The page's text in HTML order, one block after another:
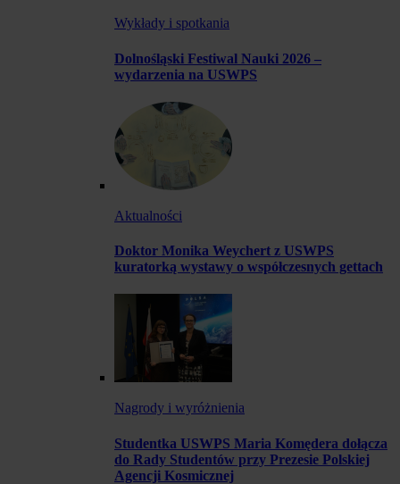
Wykłady i spotkania
Dolnośląski Festiwal Nauki 2026 –
wydarzenia na USWPS
Aktualności
Doktor Monika Weychert z USWPS
kuratorką wystawy o współczesnych gettach
Nagrody i wyróżnienia
Studentka USWPS Maria Komędera dołącza
do Rady Studentów przy Prezesie Polskiej
Agencji Kosmicznej